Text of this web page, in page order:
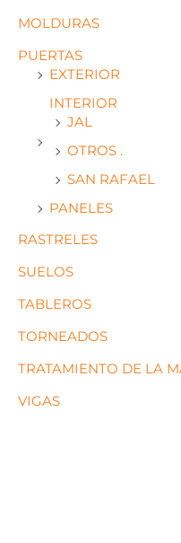
MOLDURAS
PUERTAS
EXTERIOR
INTERIOR
JAL
OTROS .
SAN RAFAEL
PANELES
RASTRELES
SUELOS
TABLEROS
TORNEADOS
TRATAMIENTO DE LA
VIGAS